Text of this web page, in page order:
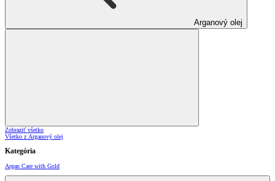
Arganový olej
Zobraziť všetko
Všetko z Arganový olej
Kategória
Argan Care with Gold